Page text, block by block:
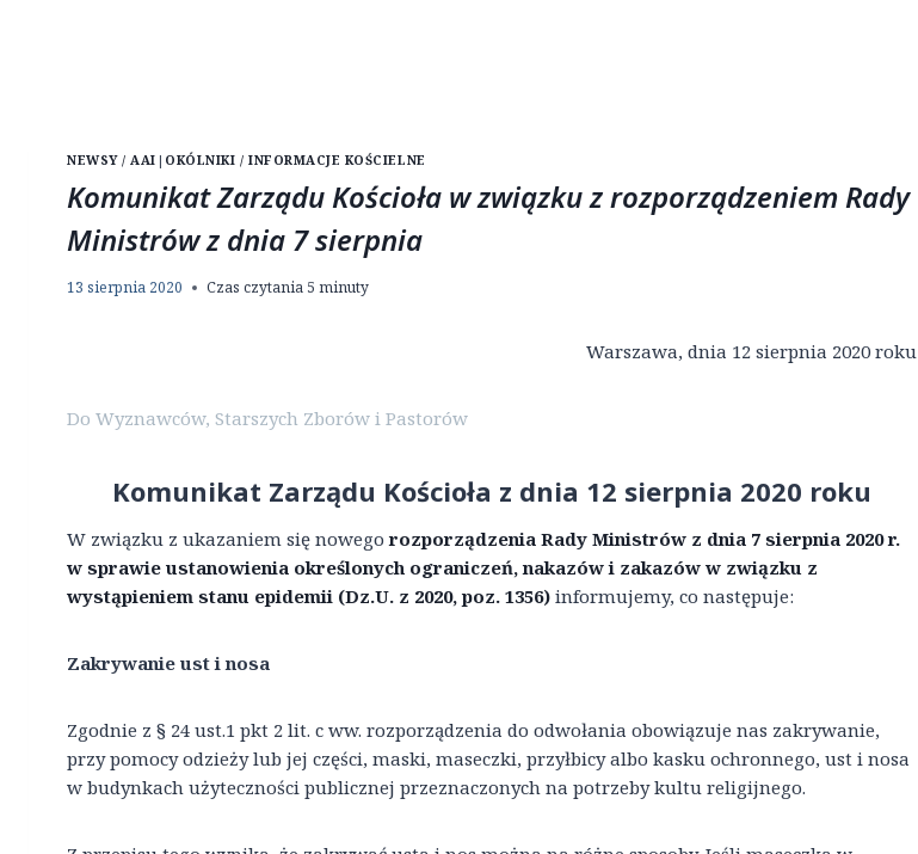
NEWSY / AAI | OKÓLNIKI / INFORMACJE KOŚCIELNE
Komunikat Zarządu Kościoła w związku z rozporządzeniem Rady
Ministrów z dnia 7 sierpnia
13 sierpnia 2020 Czas czytania 5 minuty
Warszawa, dnia 12 sierpnia 2020 roku
Do Wyznawców, Starszych Zborów i Pastorów
Komunikat Zarządu Kościoła z dnia 12 sierpnia 2020 roku
W związku z ukazaniem się nowego rozporządzenia Rady Ministrów z dnia 7 sierpnia 2020 r.
w sprawie ustanowienia określonych ograniczeń, nakazów i zakazów w związku z
wystąpieniem stanu epidemii (Dz.U. z 2020, poz. 1356) informujemy, co następuje:
Zakrywanie ust i nosa
Zgodnie z § 24 ust.1 pkt 2 lit. c ww. rozporządzenia do odwołania obowiązuje nas zakrywanie,
przy pomocy odzieży lub jej części, maski, maseczki, przyłbicy albo kasku ochronnego, ust i nosa
w budynkach użyteczności publicznej przeznaczonych na potrzeby kultu religijnego.